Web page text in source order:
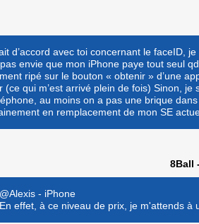
d’accord avec toi concernant le faceID,
envie que mon iPhone paye tout seul
ripé sur le bouton « obtenir » d’une
(ce qui m’est arrivé plein de fois) Sinon, je
au moins on a pas une brique
en remplacement de mon SE
8Ball
@Alexis - iPhone
En effet, à ce niveau de prix, je m'attends à